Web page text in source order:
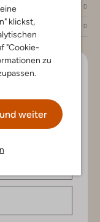
klickst,
"Cookie-
zu
weiter
Artikeln und
den
im